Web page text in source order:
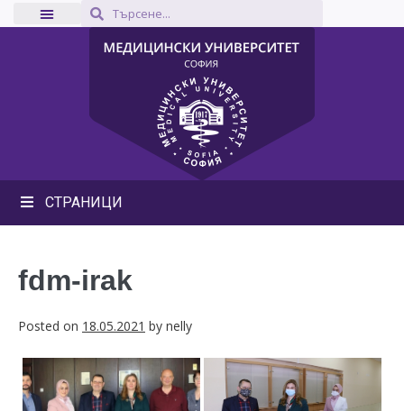
СТРАНИЦИ
fdm-irak
Posted on 18.05.2021 by nelly